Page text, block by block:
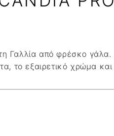
Γαλλία από φρέσκο γάλα.
το εξαιρετικό χρώμα και